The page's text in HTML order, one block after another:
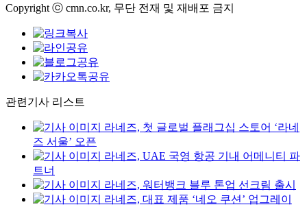
Copyright ⓒ cmn.co.kr, 무단 전재 및 재배포 금지
관련기사 리스트
라네즈, 첫 글로벌 플래그십 스토어 ‘라네
즈 서울’ 오픈
라네즈, UAE 국영 항공 기내 어메니티 파
트너
라네즈, 워터뱅크 블루 톤업 선크림 출시
라네즈, 대표 제품 ‘네오 쿠션’ 업그레이